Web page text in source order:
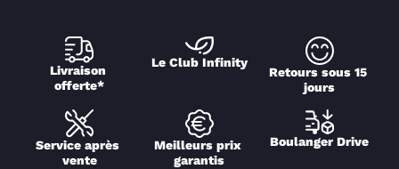
Livraison
offerte*
Le Club Infinity
Retours sous 15
jours
Service après
vente
Meilleurs prix
garantis
Boulanger Drive